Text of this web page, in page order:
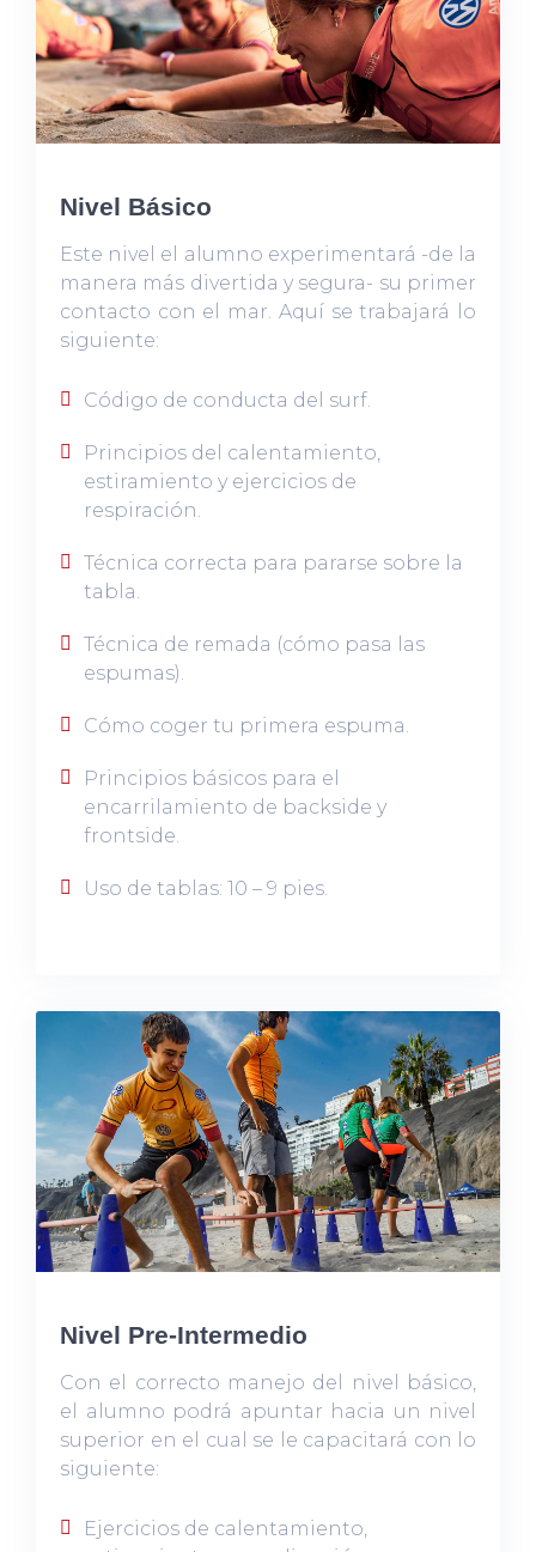
Nivel Básico
Este nivel el alumno experimentará -de la
manera más divertida y segura- su primer
contacto con el mar. Aquí se trabajará lo
siguiente:
Código de conducta del surf.
Principios del calentamiento,
estiramiento y ejercicios de
respiración.
Técnica correcta para pararse sobre la
tabla.
Técnica de remada (cómo pasa las
espumas).
Cómo coger tu primera espuma.
Principios básicos para el
encarrilamiento de backside y
frontside.
Uso de tablas: 10 – 9 pies.
Nivel Pre-Intermedio
Con el correcto manejo del nivel básico,
el alumno podrá apuntar hacia un nivel
superior en el cual se le capacitará con lo
siguiente:
Ejercicios de calentamiento,